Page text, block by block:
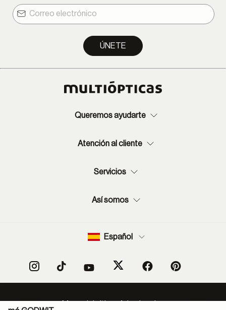
ÚNETE
Queremos ayudarte
Atención al cliente
Servicios
Así somos
Español